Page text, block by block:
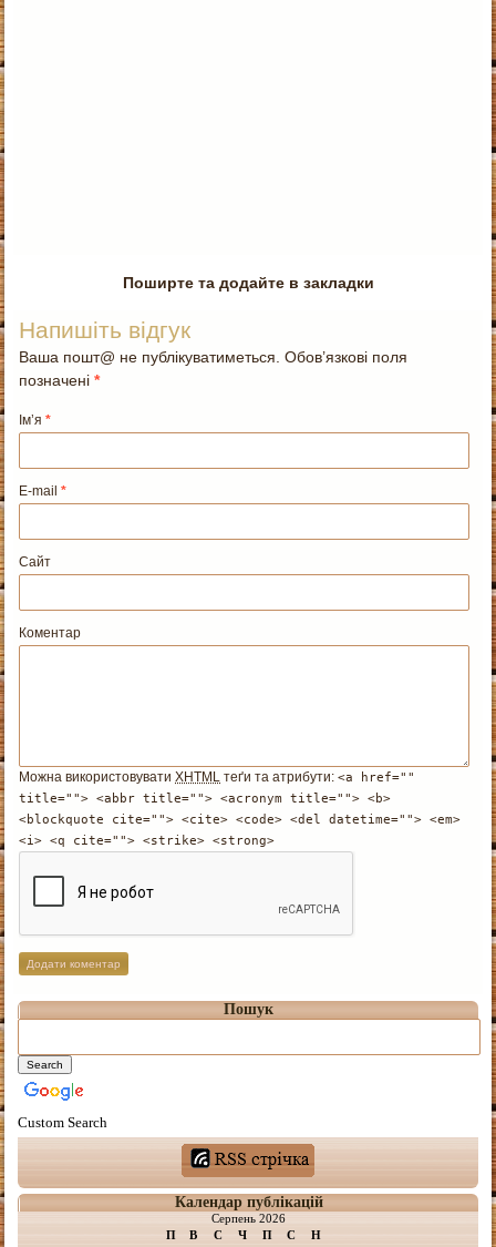
Поширте та додайте в закладки
Напишіть відгук
Ваша пошт@ не публікуватиметься. Обов’язкові поля
позначені*
Ім’я*
E-mail*
Сайт
Коментар
Можна використовуватиXHTML теґи та атрибути:<a href=""
title=""> <abbr title=""> <acronym title=""> <b>
<blockquote cite=""> <cite> <code> <del datetime=""> <em>
<i> <q cite=""> <strike> <strong>
Пошук
Custom Search
Календар публікацій
Серпень 2026
П
В С Ч П С Н